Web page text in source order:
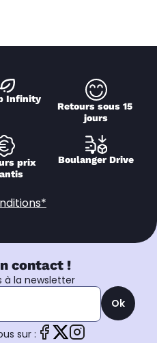
Infinity
Retours sous 15
jours
prix
Boulanger Drive
contact !
à la newsletter
Ok
sur :